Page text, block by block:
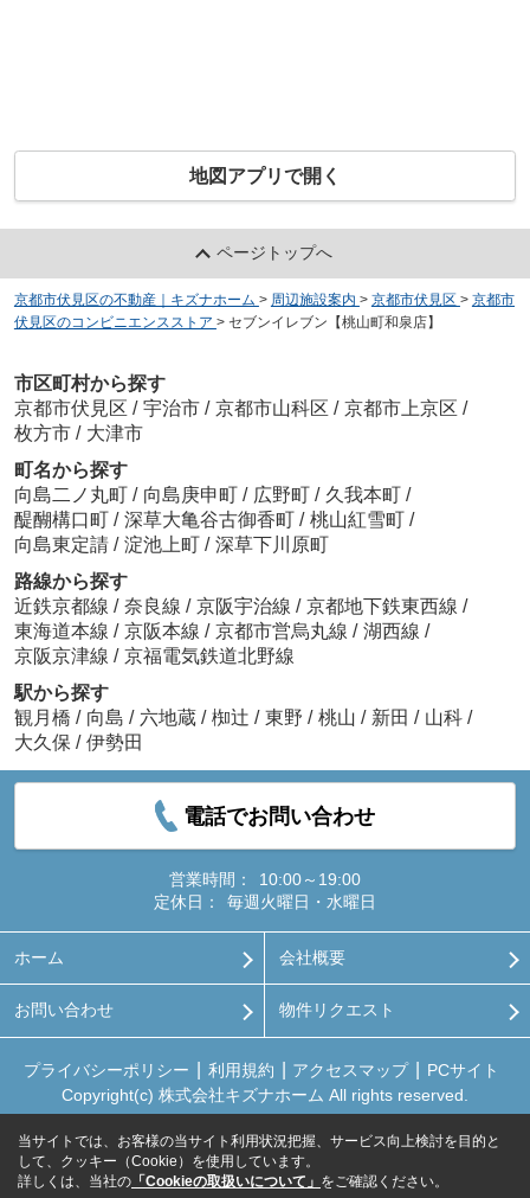
地図アプリで開く
ページトップへ
京都市伏見区の不動産｜キズナホーム > 周辺施設案内 > 京都市伏見区 > 京都市
伏見区のコンビニエンスストア > セブンイレブン【桃山町和泉店】
市区町村から探す
京都市伏見区 / 宇治市 / 京都市山科区 / 京都市上京区 /
枚方市 / 大津市
町名から探す
向島二ノ丸町 / 向島庚申町 / 広野町 / 久我本町 /
醍醐構口町 / 深草大亀谷古御香町 / 桃山紅雪町 /
向島東定請 / 淀池上町 / 深草下川原町
路線から探す
近鉄京都線 / 奈良線 / 京阪宇治線 / 京都地下鉄東西線 /
東海道本線 / 京阪本線 / 京都市営烏丸線 / 湖西線 /
京阪京津線 / 京福電気鉄道北野線
駅から探す
観月橋 / 向島 / 六地蔵 / 椥辻 / 東野 / 桃山 / 新田 / 山科 /
大久保 / 伊勢田
電話でお問い合わせ
営業時間：
10:00～19:00
定休日：
毎週火曜日・水曜日
ホーム 会社概要
お問い合わせ 物件リクエスト
プライバシーポリシー 利用規約 アクセスマップ
PCサイト
Copyright(c) 株式会社キズナホーム All rights reserved.
当サイトでは、お客様の当サイト利用状況把握、サービス向上検討を目的と
して、クッキー（Cookie）を使用しています。
詳しくは、当社の 「Cookieの取扱いについて」 をご確認ください。